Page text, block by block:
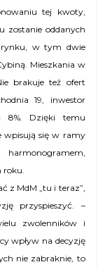
tej kwoty,
zostanie oddanych
rynku, w tym dwie
Mieszkania w
brakuje też ofert
19, inwestor
8%. Dzięki temu
wpisują się w ramy
roku.
z MdM „tu i teraz”,
przyspieszyć. –
zwolenników i
wpływ na decyzję
nie zabraknie, to